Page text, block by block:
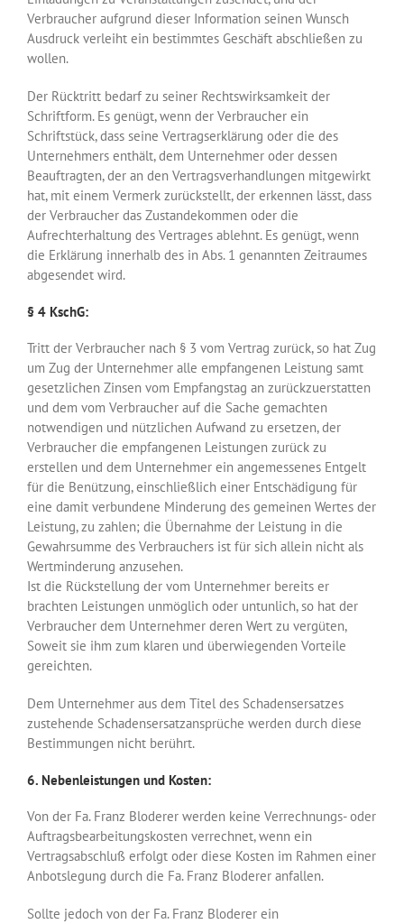
Verbraucher aufgrund dieser Information seinen Wunsch
Ausdruck verleiht ein bestimmtes Geschäft abschließen zu
wollen.
Der Rücktritt bedarf zu seiner Rechtswirksamkeit der
Schriftform. Es genügt, wenn der Verbraucher ein
Schriftstück, dass seine Vertragserklärung oder die des
Unternehmers enthält, dem Unternehmer oder dessen
Beauftragten, der an den Vertragsverhandlungen mitgewirkt
hat, mit einem Vermerk zurückstellt, der erkennen lässt, dass
der Verbraucher das Zustandekommen oder die
Aufrechterhaltung des Vertrages ablehnt. Es genügt, wenn
die Erklärung innerhalb des in Abs. 1 genannten Zeitraumes
abgesendet wird.
§ 4 KschG:
Tritt der Verbraucher nach § 3 vom Vertrag zurück, so hat Zug
um Zug der Unternehmer alle empfangenen Leistung samt
gesetzlichen Zinsen vom Empfangstag an zurückzuerstatten
und dem vom Verbraucher auf die Sache gemachten
notwendigen und nützlichen Aufwand zu ersetzen, der
Verbraucher die empfangenen Leistungen zurück zu
erstellen und dem Unternehmer ein angemessenes Entgelt
für die Benützung, einschließlich einer Entschädigung für
eine damit verbundene Minderung des gemeinen Wertes der
Leistung, zu zahlen; die Übernahme der Leistung in die
Gewahrsumme des Verbrauchers ist für sich allein nicht als
Wertminderung anzusehen.
Ist die Rückstellung der vom Unternehmer bereits er
brachten Leistungen unmöglich oder untunlich, so hat der
Verbraucher dem Unternehmer deren Wert zu vergüten,
Soweit sie ihm zum klaren und überwiegenden Vorteile
gereichten.
Dem Unternehmer aus dem Titel des Schadensersatzes
zustehende Schadensersatzansprüche werden durch diese
Bestimmungen nicht berührt.
6. Nebenleistungen und Kosten:
Von der Fa. Franz Bloderer werden keine Verrechnungs- oder
Auftragsbearbeitungskosten verrechnet, wenn ein
Vertragsabschluß erfolgt oder diese Kosten im Rahmen einer
Anbotslegung durch die Fa. Franz Bloderer anfallen.
Sollte jedoch von der Fa. Franz Bloderer ein